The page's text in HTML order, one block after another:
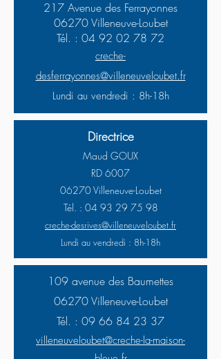
217 Avenue des Ferrayonnes
06270 Villeneuve-Loubet
Tél. : 04 92 02 78 72
creche-
desferrayonnes@villeneuveloubet.fr
Lundi au vendredi : 8h-18h
Directrice
Maud GOUX
RD 6007
06270 Villeneuve-Loubet
Tél. : 04 93 29 75 98
creche-desrives@villeneuveloubet.fr
Lundi au vendredi : 8h-18h
109 avenue des Baumettes
06270 Villeneuve-Loubet
Tél. : 09 66 84 23 37
villeneuveloubet@creche-la-maison-